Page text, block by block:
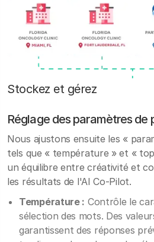
Stockez et gérez
Réglage des paramètres de
Nous ajustons ensuite les «
tels que « température » et «
un équilibre entre créativité et
les résultats de l'AI Co-Pilot.
Température : Contrôle le
sélection des mots. Des
garantissent des réponses